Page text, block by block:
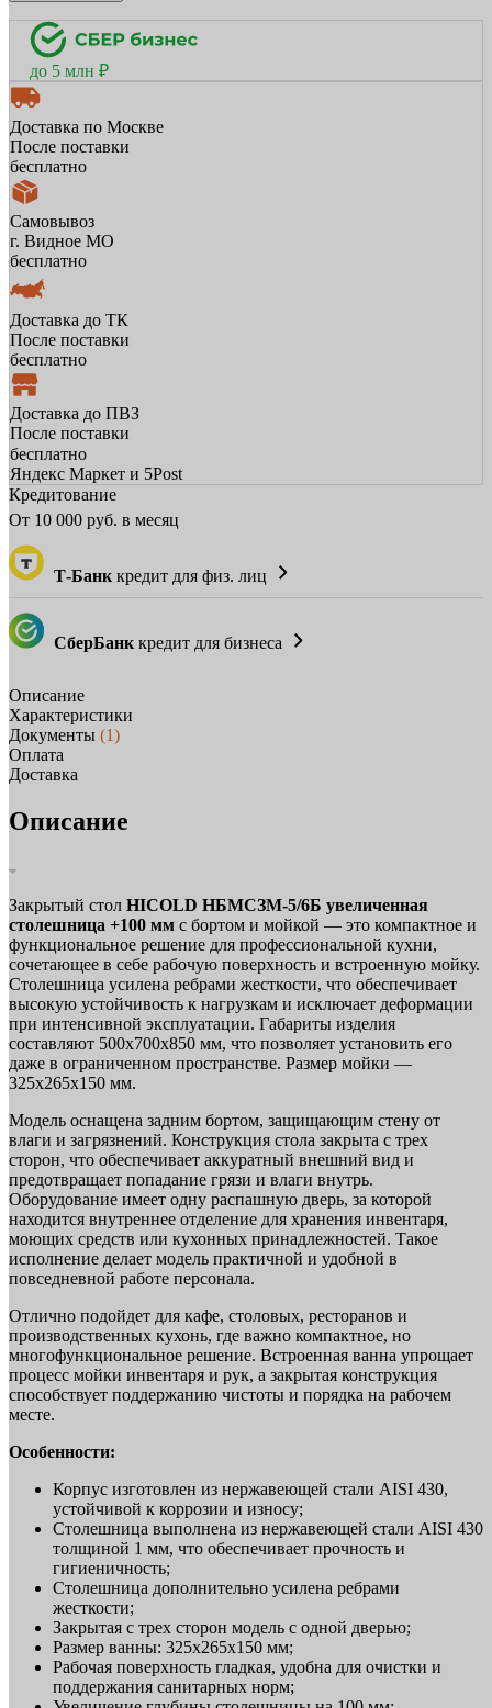
до 5 млн ₽
Доставка по Москве
После поставки
бесплатно
Самовывоз
г. Видное МО
бесплатно
Доставка до ТК
После поставки
бесплатно
Доставка до ПВЗ
После поставки
бесплатно
Яндекс Маркет и 5Post
Кредитование
От 10 000 руб. в месяц
Т-Банк кредит для физ. лиц
СберБанк кредит для бизнеса
Описание
Характеристики
Документы (1)
Оплата
Доставка
Описание
Закрытый стол HICOLD НБМСЗМ-5/6Б увеличенная
столешница +100 мм с бортом и мойкой — это компактное и
функциональное решение для профессиональной кухни,
сочетающее в себе рабочую поверхность и встроенную мойку.
Столешница усилена ребрами жесткости, что обеспечивает
высокую устойчивость к нагрузкам и исключает деформации
при интенсивной эксплуатации. Габариты изделия
составляют 500х700х850 мм, что позволяет установить его
даже в ограниченном пространстве. Размер мойки —
325х265х150 мм.
Модель оснащена задним бортом, защищающим стену от
влаги и загрязнений. Конструкция стола закрыта с трех
сторон, что обеспечивает аккуратный внешний вид и
предотвращает попадание грязи и влаги внутрь.
Оборудование имеет одну распашную дверь, за которой
находится внутреннее отделение для хранения инвентаря,
моющих средств или кухонных принадлежностей. Такое
исполнение делает модель практичной и удобной в
повседневной работе персонала.
Отлично подойдет для кафе, столовых, ресторанов и
производственных кухонь, где важно компактное, но
многофункциональное решение. Встроенная ванна упрощает
процесс мойки инвентаря и рук, а закрытая конструкция
способствует поддержанию чистоты и порядка на рабочем
месте.
Особенности:
Корпус изготовлен из нержавеющей стали AISI 430,
устойчивой к коррозии и износу;
Столешница выполнена из нержавеющей стали AISI 430
толщиной 1 мм, что обеспечивает прочность и
гигиеничность;
Столешница дополнительно усилена ребрами
жесткости;
Закрытая с трех сторон модель с одной дверью;
Размер ванны: 325х265х150 мм;
Рабочая поверхность гладкая, удобна для очистки и
поддержания санитарных норм;